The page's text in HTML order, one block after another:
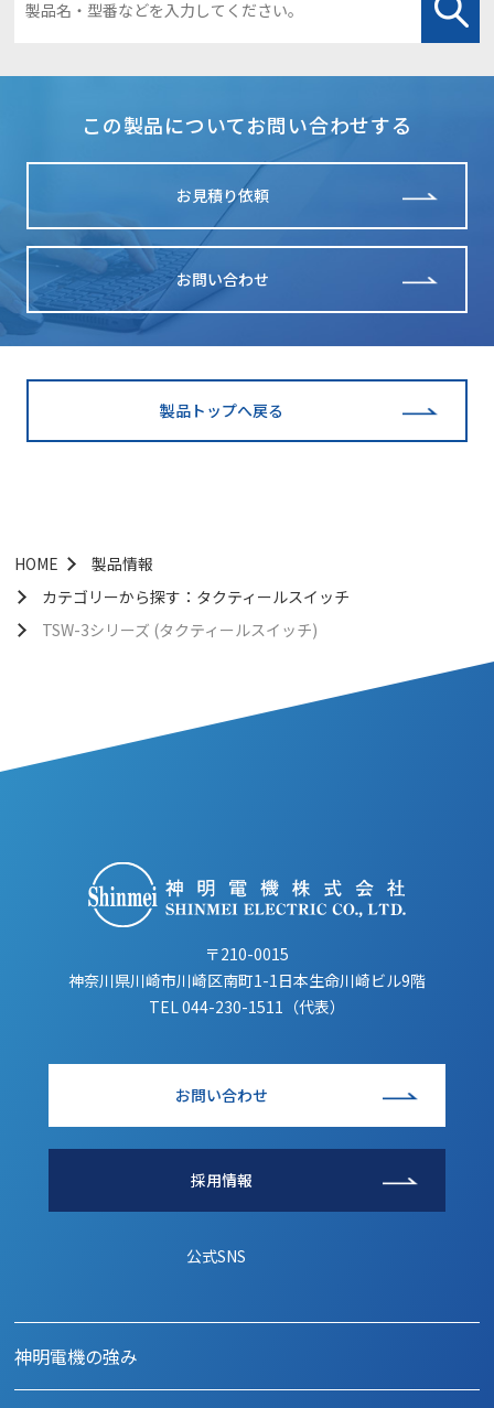
この製品についてお問い合わせする
お見積り依頼
お問い合わせ
製品トップへ戻る
HOME
製品情報
カテゴリーから探す：タクティールスイッチ
TSW-3シリーズ (タクティールスイッチ)
〒210-0015
神奈川県川崎市川崎区南町1-1日本生命川崎ビル9階
TEL044-230-1511（代表）
お問い合わせ
採用情報
公式SNS
神明電機の強み